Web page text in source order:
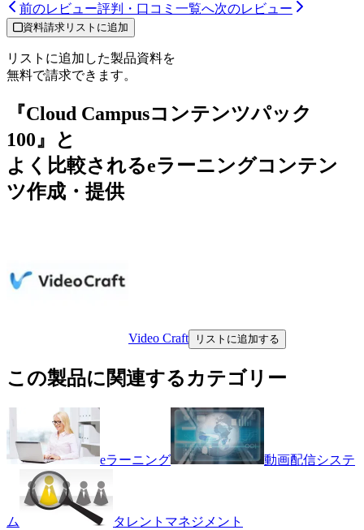
前のレビュー評判・口コミ一覧へ次のレビュー
資料請求リストに追加
リストに追加した製品資料を
無料で請求できます。
『Cloud Campusコンテンツパック
100』と
よく比較されるeラーニングコンテン
ツ作成・提供
Video Craft リストに追加する
この製品に関連するカテゴリー
eラーニング 動画配信システ
ム タレントマネジメント